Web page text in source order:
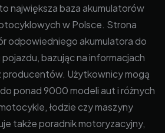
największa baza akumulatorów
w Polsce. Strona
odpowiedniego akumulatora do
bazując na informacjach
Użytkownicy mogą
ponad 9000 modeli aut i różnych
łodzie czy maszyny
także poradnik motoryzacyjny,